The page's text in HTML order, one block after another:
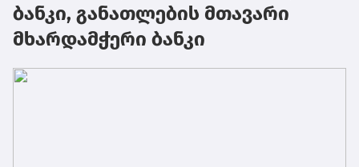
ბანკი, განათლების მთავარი
მხარდამჭერი ბანკი